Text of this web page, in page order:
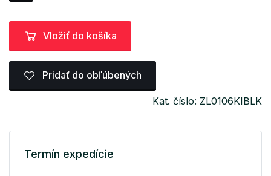
Vložiť do košíka
Pridať do obľúbených
Kat. číslo: ZL0106KIBLK
Termín expedície